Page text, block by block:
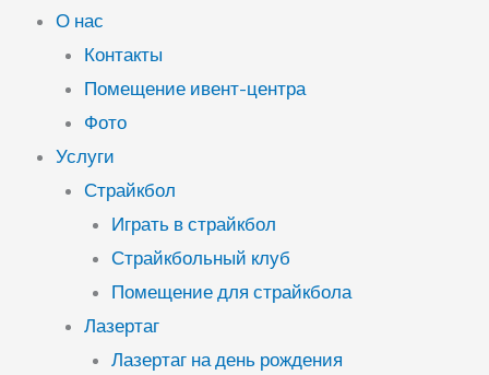
О нас
Контакты
Помещение ивент-центра
Фото
Услуги
Страйкбол
Играть в страйкбол
Страйкбольный клуб
Помещение для страйкбола
Лазертаг
Лазертаг на день рождения